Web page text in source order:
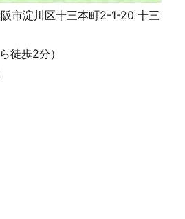
市淀川区十三本町2-1-20 十三
徒歩2分）